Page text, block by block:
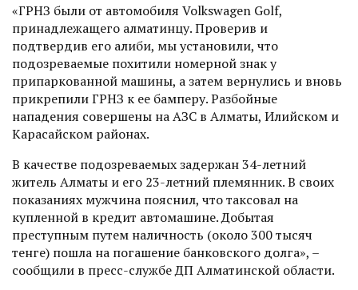
«ГРНЗ были от автомобиля Volkswagen Golf,
принадлежащего алматинцу. Проверив и
подтвердив его алиби, мы установили, что
подозреваемые похитили номерной знак у
припаркованной машины, а затем вернулись и вновь
прикрепили ГРНЗ к ее бамперу. Разбойные
нападения совершены на АЗС в Алматы, Илийском и
Карасайском районах.
В качестве подозреваемых задержан 34-летний
житель Алматы и его 23-летний племянник. В своих
показаниях мужчина пояснил, что таксовал на
купленной в кредит автомашине. Добытая
преступным путем наличность (около 300 тысяч
тенге) пошла на погашение банковского долга», –
сообщили в пресс-службе ДП Алматинской области.